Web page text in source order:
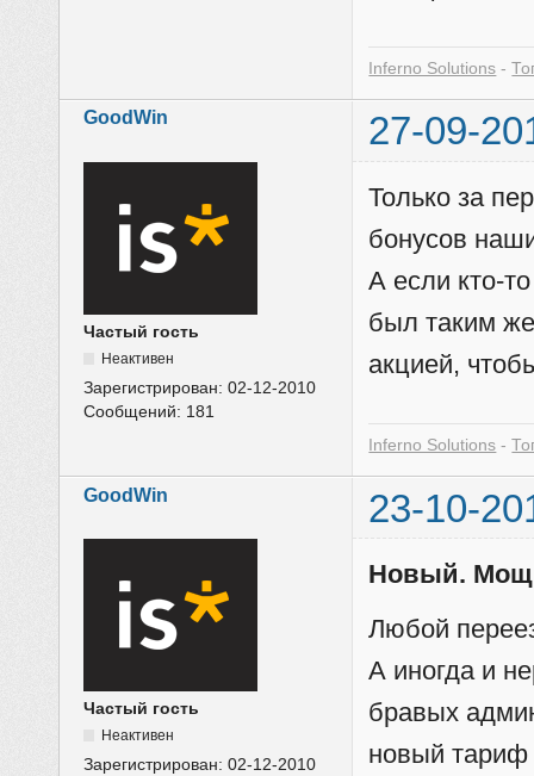
Inferno Solutions -
GoodWin 27-09-
Частый гость
Неактивен
Зарегистрирован:02-12-2010
Сообщений: 181
Только за
бонусов
А если кто-
был таким
акцией,
Inferno Solutions -
GoodWin 23-10-
Частый гость
Неактивен
Зарегистрирован:02-12-2010
Новый.
Любой
А иногда и
бравых
новый